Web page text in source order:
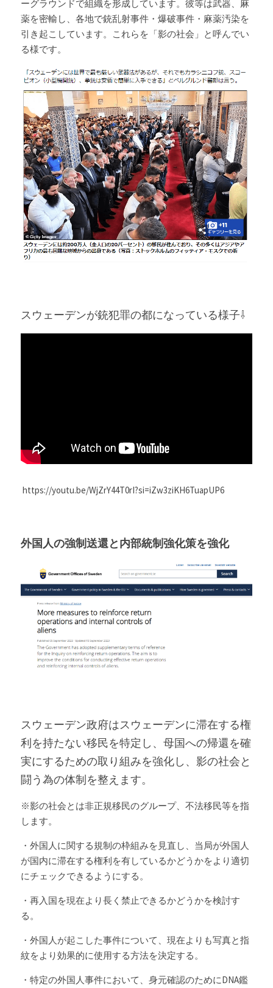
ーグラウンドで組織を形成しています。彼等は武器、麻
薬を密輸し、各地で銃乱射事件・爆破事件・麻薬汚染を
引き起こしています。これらを「影の社会」と呼んでい
る様です。
スウェーデンが銃犯罪の都になっている様子⇩
https://youtu.be/WjZrY44T0rI?si=iZw3ziKH6TuapUP6
外国人の強制送還と内部統制強化策を強化
スウェーデン政府はスウェーデンに滞在する権
利を持たない移民を特定し、母国への帰還を確
実にするための取り組みを強化し、影の社会と
闘う為の体制を整えます。
※影の社会とは非正規移民のグループ、不法移民等を指
します。
・外国人に関する規制の枠組みを見直し、当局が外国人
が国内に滞在する権利を有しているかどうかをより適切
にチェックできるようにする。
・再入国を現在より長く禁止できるかどうかを検討す
る。
・外国人が起こした事件について、現在よりも写真と指
紋をより効果的に使用する方法を決定する。
・特定の外国人事件において、身元確認のためにDNA鑑